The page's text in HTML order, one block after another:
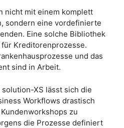
nicht mit einem komplett
sondern eine vordefinierte
Eine solche Bibliothek
Kreditorenprozesse.
und das
sind in Arbeit.
XS lässt sich die
Workflows drastisch
zu
die Prozesse definiert